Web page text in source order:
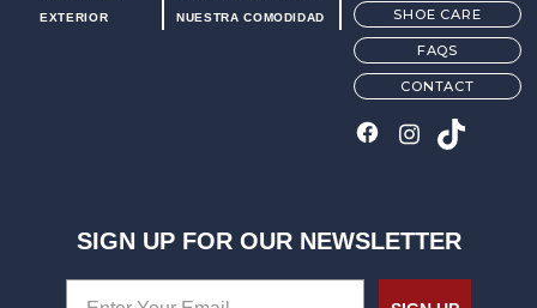
EXTERIOR
NUESTRA COMODIDAD
SHOE CARE
FAQS
CONTACT
SIGN UP FOR OUR NEWSLETTER